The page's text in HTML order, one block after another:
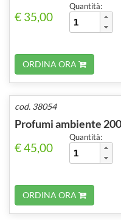
€ 35,00
Quantità:
ORDINA ORA
cod. 38054
Profumi ambiente
€ 45,00
Quantità:
ORDINA ORA